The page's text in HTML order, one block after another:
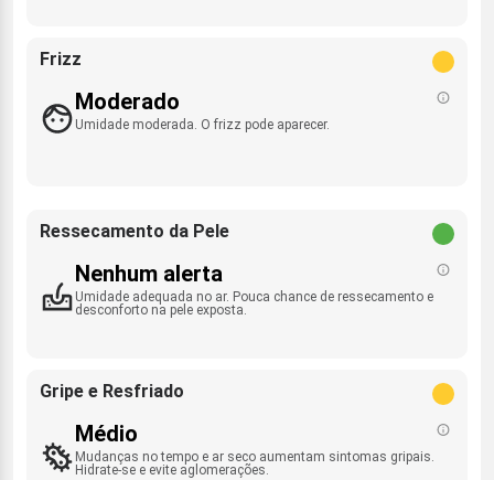
Frizz
Moderado
Umidade moderada. O frizz pode aparecer.
Ressecamento da Pele
Nenhum alerta
Umidade adequada no ar. Pouca chance de ressecamento e
desconforto na pele exposta.
Gripe e Resfriado
Médio
Mudanças no tempo e ar seco aumentam sintomas gripais.
Hidrate-se e evite aglomerações.